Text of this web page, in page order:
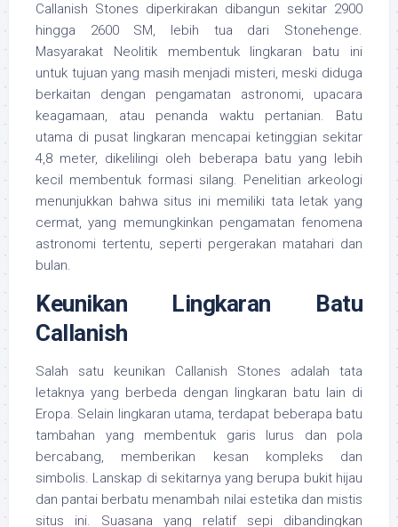
Callanish Stones diperkirakan dibangun sekitar 2900
hingga 2600 SM, lebih tua dari Stonehenge.
Masyarakat Neolitik membentuk lingkaran batu ini
untuk tujuan yang masih menjadi misteri, meski diduga
berkaitan dengan pengamatan astronomi, upacara
keagamaan, atau penanda waktu pertanian. Batu
utama di pusat lingkaran mencapai ketinggian sekitar
4,8 meter, dikelilingi oleh beberapa batu yang lebih
kecil membentuk formasi silang. Penelitian arkeologi
menunjukkan bahwa situs ini memiliki tata letak yang
cermat, yang memungkinkan pengamatan fenomena
astronomi tertentu, seperti pergerakan matahari dan
bulan.
Keunikan Lingkaran Batu
Callanish
Salah satu keunikan Callanish Stones adalah tata
letaknya yang berbeda dengan lingkaran batu lain di
Eropa. Selain lingkaran utama, terdapat beberapa batu
tambahan yang membentuk garis lurus dan pola
bercabang, memberikan kesan kompleks dan
simbolis. Lanskap di sekitarnya yang berupa bukit hijau
dan pantai berbatu menambah nilai estetika dan mistis
situs ini. Suasana yang relatif sepi dibandingkan